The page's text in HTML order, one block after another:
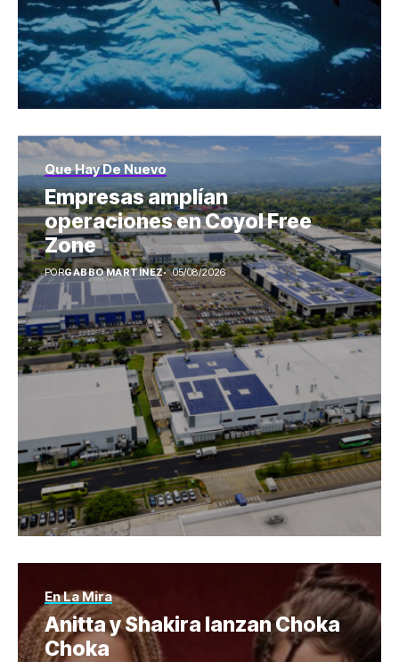
Que Hay De Nuevo
Empresas amplían
operaciones en Coyol Free
Zone
PORGABBO MARTÍNEZ 05/08/2026
En La Mira
Anitta y Shakira lanzan Choka
Choka